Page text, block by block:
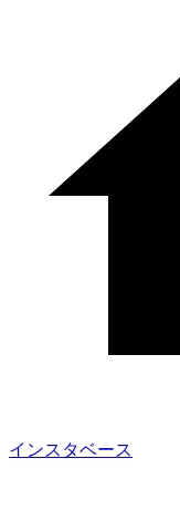
インスタベース